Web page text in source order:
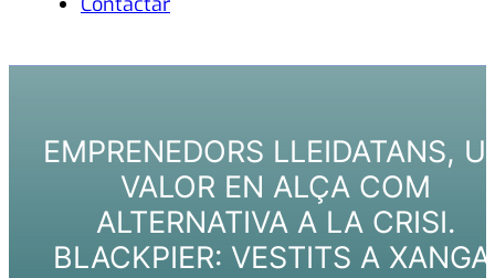
EMPRENEDORS LLEIDATANS,
VALOR EN ALÇA COM
ALTERNATIVA A LA CRISI.
BLACKPIER: VESTITS A